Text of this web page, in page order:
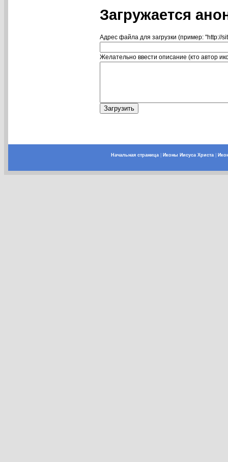
Загружается
Адрес файла для загрузки (пример: "http://
Желательно ввести описание (кто автор
Начальная страница| Иконы Иисуса Христа|